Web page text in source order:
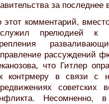
за последнее
этот комментарий,
прелюдией к
рассуждений
что Гитлер
контрмеру в связи с
советских